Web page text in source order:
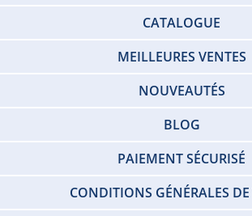
CATALOGUE
MEILLEURES VENTES
NOUVEAUTÉS
BLOG
PAIEMENT SÉCURISÉ
CONDITIONS GÉNÉRALES DE